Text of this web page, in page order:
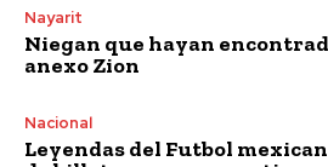
Nayarit
Niegan que hayan
anexo Zion
Nacional
Leyendas del Futbol